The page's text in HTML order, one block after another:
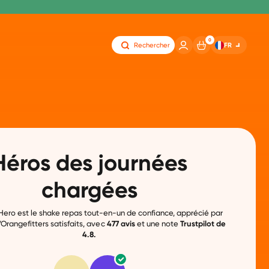
Rechercher
0
FR
des journées
chargées
est le shake repas tout-en-un de confiance, apprécié par
satisfaits, avec 477 aviset une note Trustpilot de
4.8.